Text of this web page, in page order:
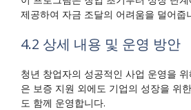
제공하여 자금 조달의 어려움을 덜어줍
4.2 상세 내용 및 운영 방안
청년 창업자의 성공적인 사업 운영을
은 보증 지원 외에도 기업의 성장을 위
도 함께 운영합니다.